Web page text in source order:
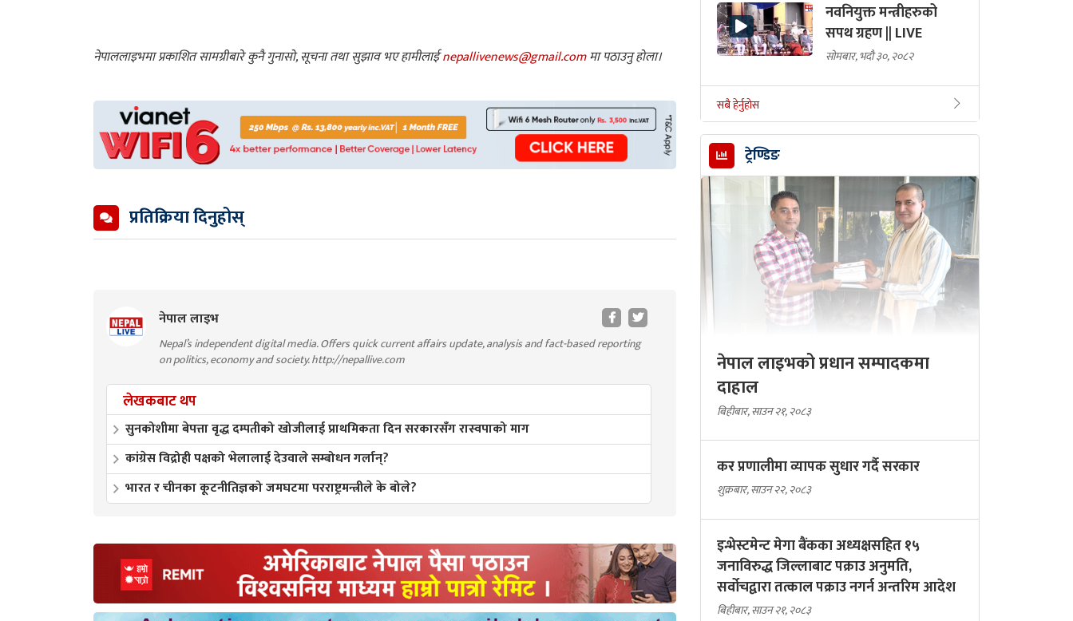
नेपाललाइभमा प्रकाशित सामग्रीबारे कुनै गुनासो, सूचना तथा सुझाव भए हामीलाईnepallivenews@gmail.comमा पठाउनु होला।
प्रतिक्रिया दिनुहोस्
नेपाल लाइभ
Nepal’s independent digital media. Offers quick current affairs update, analysis and fact-based reporting
on politics, economy and society. http://nepallive.com
लेखकबाट थप
सुनकोशीमा बेपत्ता वृद्ध दम्पतीको खोजीलाई प्राथमिकता दिन सरकारसँग रास्वपाको माग
कांग्रेस विद्रोही पक्षको भेलालाई देउवाले सम्बोधन गर्लान्?
भारत र चीनका कूटनीतिज्ञको जमघटमा परराष्ट्रमन्त्रीले के बोले?
नवनियुक्त मन्त्रीहरुको
सपथ ग्रहण || LIVE
सोमबार, भदौ ३०, २०८२
सबै हेर्नुहोस
ट्रेण्डिङ
नेपाल लाइभको प्रधान सम्पादकमा
दाहाल
बिहीबार, साउन २१, २०८३
कर प्रणालीमा व्यापक सुधार गर्दै सरकार
शुक्रबार, साउन २२, २०८३
इन्भेस्टमेन्ट मेगा बैंकका अध्यक्षसहित १५
जनाविरुद्ध जिल्लाबाट पक्राउ अनुमति,
सर्वोचद्वारा तत्काल पक्राउ नगर्न अन्तरिम आदेश
बिहीबार, साउन २१, २०८३